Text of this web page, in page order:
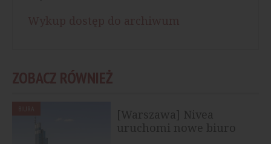
ZOBACZ RÓWNIEŻ
[Warszawa] Nivea
uruchomi nowe biuro